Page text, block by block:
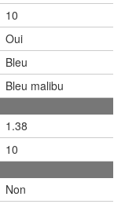
10
Oui
Bleu
Bleu malibu
1.38
10
Non